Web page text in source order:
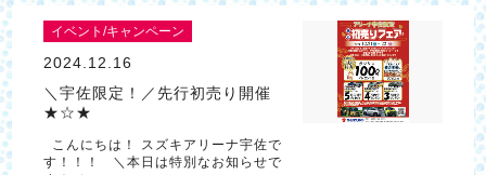
イベント/キャンペーン
2024.12.16
＼宇佐限定！／先行初売り開催
★☆★
こんにちは！ スズキアリーナ宇佐で
す！！！ ＼本日は特別なお知らせで